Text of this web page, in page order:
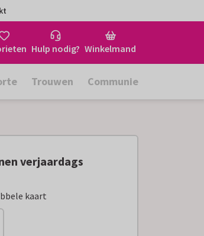
Hulp nodig? Winkelmand
Trouwen Communie
verjaardags
kaart